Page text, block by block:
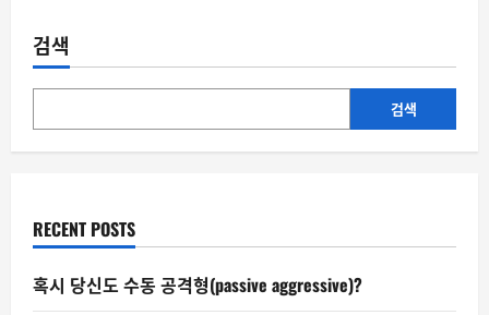
검색
검색
RECENT POSTS
혹시 당신도 수동 공격형(passive aggressive)?